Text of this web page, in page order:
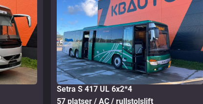
Setra S 417 UL 6x2*4
57 platser / AC / rullstolslift